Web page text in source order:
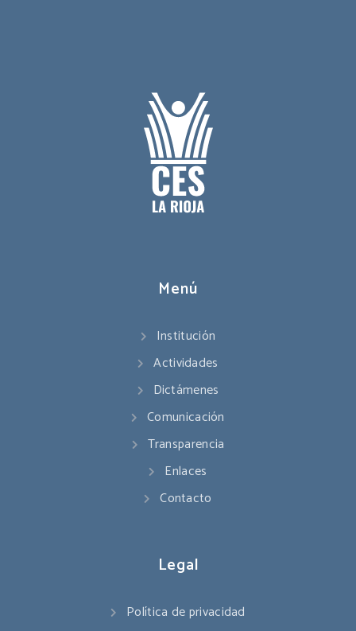
Menú
Institución
Actividades
Dictámenes
Comunicación
Transparencia
Enlaces
Contacto
Legal
Política de privacidad